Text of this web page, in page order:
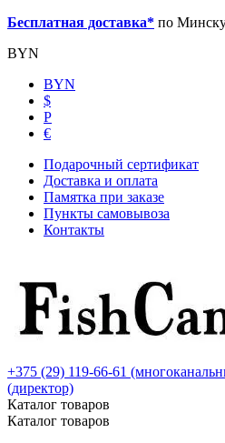
Бесплатная доставка* по
BYN
BYN
$
Р
€
Подарочный сертификат
Доставка и оплата
Памятка при заказе
Пункты самовывоза
Контакты
+375 (29) 119-66-61
(директор)
Каталог товаров
Каталог товаров